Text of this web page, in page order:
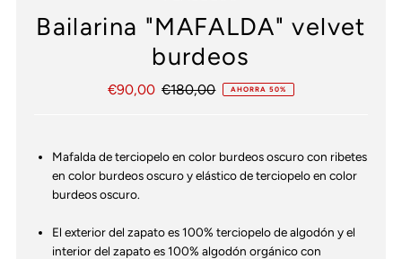
Bailarina "MAFALDA" velvet
burdeos
Precio
€90,00 Precio
€180,00 AHORRA 50%
Mafalda de terciopelo en color burdeos oscuro con ribetes
en color burdeos oscuro y elástico de terciopelo en color
burdeos oscuro.
El exterior del zapato es 100% terciopelo de algodón y el
interior del zapato es 100% algodón orgánico con